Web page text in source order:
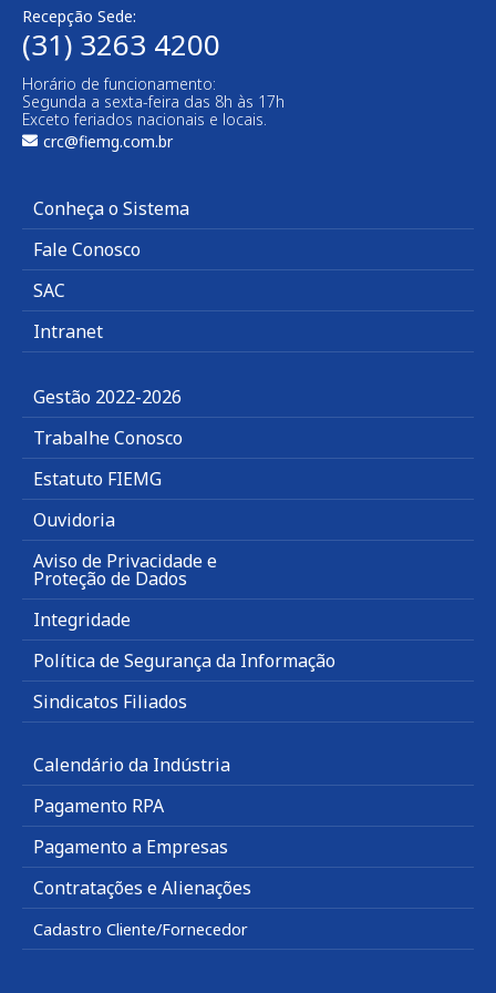
Recepção Sede:
(31) 3263 4200
Horário de funcionamento:
Segunda a sexta-feira das 8h às 17h
Exceto feriados nacionais e locais.
crc@fiemg.com.br
Conheça o Sistema
Fale Conosco
SAC
Intranet
Gestão 2022-2026
Trabalhe Conosco
Estatuto FIEMG
Ouvidoria
Aviso de Privacidade e
Proteção de Dados
Integridade
Política de Segurança da Informação
Sindicatos Filiados
Calendário da Indústria
Pagamento RPA
Pagamento a Empresas
Contratações e Alienações
Cadastro Cliente/Fornecedor